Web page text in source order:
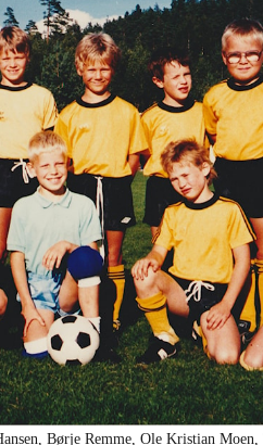
Børje Remme, Ole Kristian Moen,